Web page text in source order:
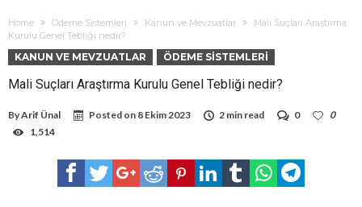
Home Ödeme Sistemleri Kanun ve Mevzuatlar
Mali Suçları Araştırma
Kurulu Genel Tebliği nedir?
KANUN VE MEVZUATLAR ÖDEME SISTEMLERI
Mali Suçları Araştırma Kurulu Genel Tebliği nedir?
ByArif Ünal Posted on 8 Ekim 2023 2 min read 0
0
1,514